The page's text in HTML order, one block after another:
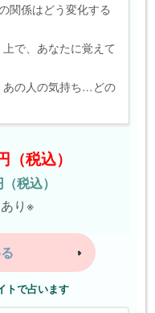
関係はどう変化する
で、あなたに覚えて
あの人の気持ち…どの
税込）
税込）
り※
トで占います